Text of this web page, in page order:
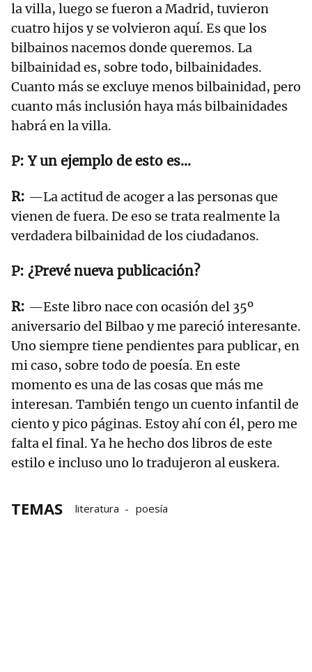
la villa, luego se fueron a Madrid, tuvieron
cuatro hijos y se volvieron aquí. Es que los
bilbainos nacemos donde queremos. La
bilbainidad es, sobre todo, bilbainidades.
Cuanto más se excluye menos bilbainidad, pero
cuanto más inclusión haya más bilbainidades
habrá en la villa.
Y un ejemplo de esto es...
—La actitud de acoger a las personas que
vienen de fuera. De eso se trata realmente la
verdadera bilbainidad de los ciudadanos.
¿Prevé nueva publicación?
—Este libro nace con ocasión del 35º
aniversario del Bilbao y me pareció interesante.
Uno siempre tiene pendientes para publicar, en
mi caso, sobre todo de poesía. En este
momento es una de las cosas que más me
interesan. También tengo un cuento infantil de
ciento y pico páginas. Estoy ahí con él, pero me
falta el final. Ya he hecho dos libros de este
estilo e incluso uno lo tradujeron al euskera.
TEMAS literatura poesía